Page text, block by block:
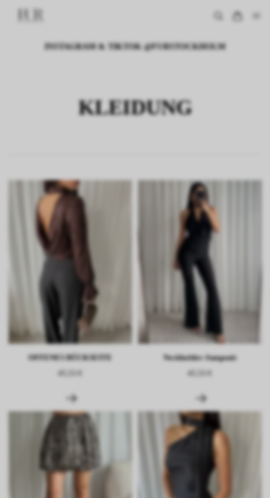
INSTAGRAM & TIKTOK @FURSTOCKHOLM
KLEIDUNG
OFFENES RÜCKSEITE
45,53 €
Neckholder-Jumpsuit
45,53 €